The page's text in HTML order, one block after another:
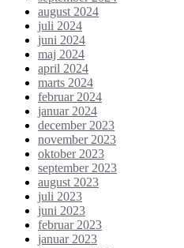
august 2024
juli 2024
juni 2024
maj 2024
april 2024
marts 2024
februar 2024
januar 2024
december 2023
november 2023
oktober 2023
september 2023
august 2023
juli 2023
juni 2023
februar 2023
januar 2023